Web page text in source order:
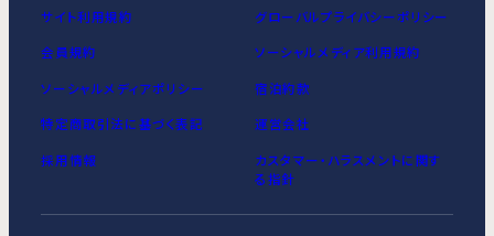
サイト利用規約 グローバルプライバシーポリシー
会員規約 ソーシャルメディア利用規約
ソーシャルメディアポリシー 宿泊約款
特定商取引法に基づく表記 運営会社
採用情報
カスタマー・ハラスメントに関す
る指針